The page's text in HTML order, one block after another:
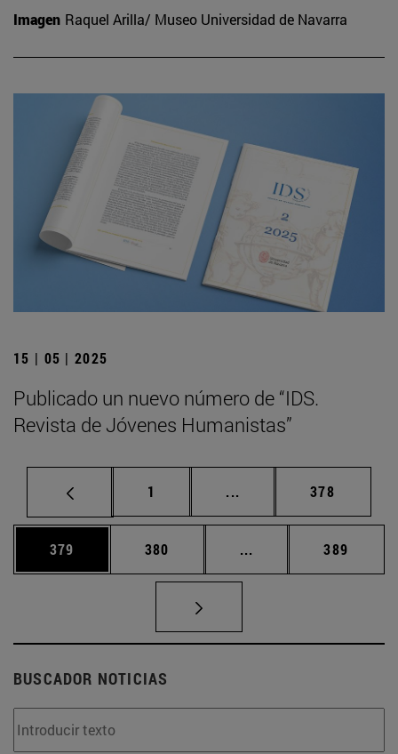
Imagen Raquel Arilla/ Museo Universidad de Navarra
15 | 05 | 2025
Publicado un nuevo número de “IDS.
Revista de Jóvenes Humanistas”
Página
1 ... Páginas intermedias
Página
378
Página
379 Página
380 ... Páginas intermedias
Página
389
BUSCADOR NOTICIAS